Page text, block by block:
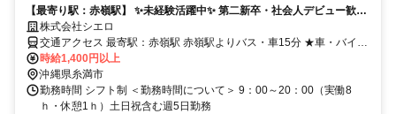
【最寄り駅：赤嶺駅】 ✨未経験活躍中✨ 第二新卒・社会人デビュー歓
迎！ ＊ネイルOK＆髪自由(規定有)＊
株式会社シエロ
交通アクセス 最寄駅：赤嶺駅 赤嶺駅よりバス・車15分 ★車・バイク
通勤OK
時給1,400円以上
沖縄県糸満市
勤務時間 シフト制 ＜勤務時間について＞ 9：00～20：00（実働8
ｈ・休憩1ｈ）土日祝含む週5日勤務